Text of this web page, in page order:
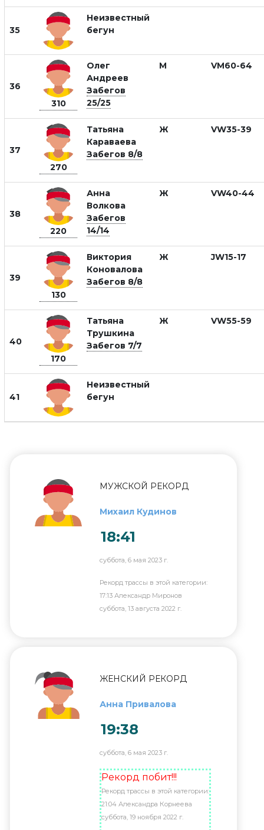
МУЖСКОЙ РЕКОРД
Михаил Кудинов
18:41
суббота, 6 мая 2023 г.
Рекорд трассы в этой категории:
17:13 Александр Миронов
суббота, 13 августа 2022 г.
ЖЕНСКИЙ РЕКОРД
Анна Привалова
19:38
суббота, 6 мая 2023 г.
Рекорд побит!!!
Рекорд трассы в этой категории:
21:04 Александра Корнеева
суббота, 19 ноября 2022 г.
35
Неизвестный
бегун
36
310
Олег
Андреев
Забегов
25/25
М VM60-64
37
270
Татьяна
Караваева
Забегов 8/8
Ж VW35-39
38
220
Анна
Волкова
Забегов
14/14
Ж VW40-44
39
130
Виктория
Коновалова
Забегов 8/8
Ж JW15-17
40
170
Татьяна
Трушкина
Забегов 7/7
Ж VW55-59
41
Неизвестный
бегун